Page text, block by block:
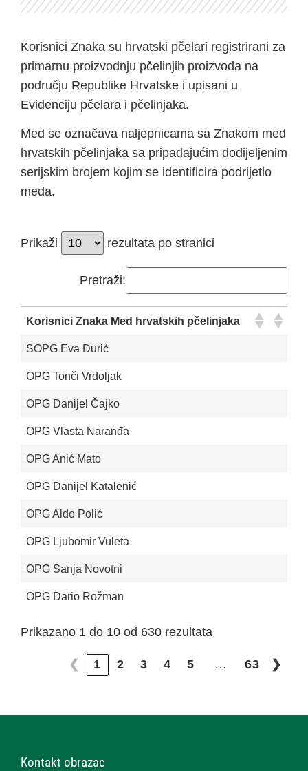
Korisnici Znaka su hrvatski pčelari registrirani za
primarnu proizvodnju pčelinjih proizvoda na
području Republike Hrvatske i upisani u
Evidenciju pčelara i pčelinjaka.
Med se označava naljepnicama sa Znakom med
hrvatskih pčelinjaka sa pripadajućim dodijeljenim
serijskim brojem kojim se identificira podrijetlo
meda.
Prikaži rezultata po stranici
Pretraži:
Korisnici Znaka Med hrvatskih pčelinjaka
SOPG Eva Đurić
OPG Tonči Vrdoljak
OPG Danijel Čajko
OPG Vlasta Naranđa
OPG Anić Mato
OPG Danijel Katalenić
OPG Aldo Polić
OPG Ljubomir Vuleta
OPG Sanja Novotni
OPG Dario Rožman
Prikazano 1 do 10 od 630 rezultata
❮ 1 2 3 4 5 … 63 ❯
Kontakt obrazac